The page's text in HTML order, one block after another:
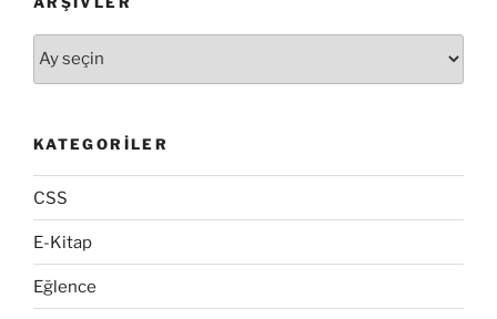
KATEGORILER
CSS
E-Kitap
Eğlence